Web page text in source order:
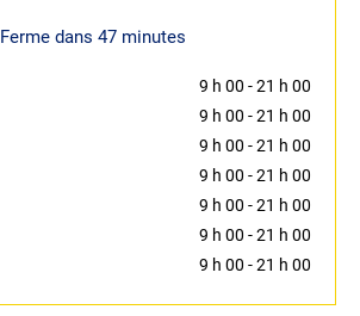
Ferme dans 47 minutes
9 h 00 -21 h 00
9 h 00 -21 h 00
9 h 00 -21 h 00
9 h 00 -21 h 00
9 h 00 -21 h 00
9 h 00 -21 h 00
9 h 00 -21 h 00